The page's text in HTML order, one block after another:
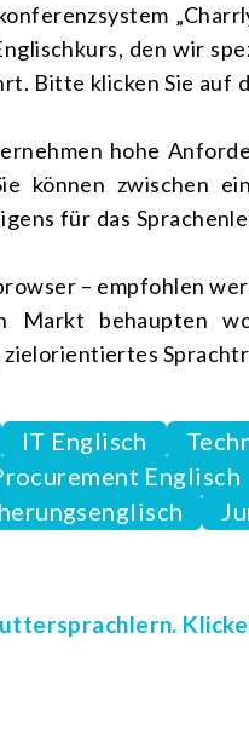
den wir
Bitte klicken Sie auf
hohe
können zwischen
für das
– empfohlen
Markt behaupten
IT Englisch
Englisch